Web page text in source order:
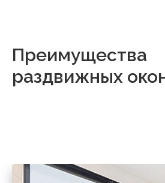
Преимущества
раздвижных